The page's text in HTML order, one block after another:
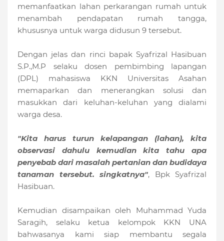
memanfaatkan lahan perkarangan rumah untuk
menambah pendapatan rumah tangga,
khususnya untuk warga didusun 9 tersebut.
Dengan jelas dan rinci bapak Syafrizal Hasibuan
S.P.,M.P selaku dosen pembimbing lapangan
(DPL) mahasiswa KKN Universitas Asahan
memaparkan dan menerangkan solusi dan
masukkan dari keluhan-keluhan yang dialami
warga desa.
"Kita harus turun kelapangan (lahan), kita
observasi dahulu kemudian kita tahu apa
penyebab dari masalah pertanian dan budidaya
tanaman tersebut. singkatnya", Bpk Syafrizal
Hasibuan.
Kemudian disampaikan oleh Muhammad Yuda
Saragih, selaku ketua kelompok KKN UNA
bahwasanya kami siap membantu segala